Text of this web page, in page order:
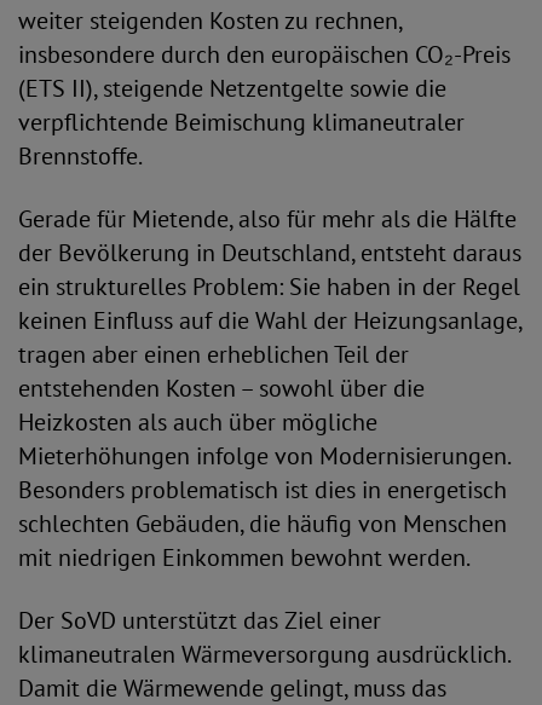
weiter steigenden Kosten zu rechnen,
insbesondere durch den europäischen CO₂-Preis
(ETS II), steigende Netzentgelte sowie die
verpflichtende Beimischung klimaneutraler
Brennstoffe.
Gerade für Mietende, also für mehr als die Hälfte
der Bevölkerung in Deutschland, entsteht daraus
ein strukturelles Problem: Sie haben in der Regel
keinen Einfluss auf die Wahl der Heizungsanlage,
tragen aber einen erheblichen Teil der
entstehenden Kosten – sowohl über die
Heizkosten als auch über mögliche
Mieterhöhungen infolge von Modernisierungen.
Besonders problematisch ist dies in energetisch
schlechten Gebäuden, die häufig von Menschen
mit niedrigen Einkommen bewohnt werden.
Der SoVD unterstützt das Ziel einer
klimaneutralen Wärmeversorgung ausdrücklich.
Damit die Wärmewende gelingt, muss das